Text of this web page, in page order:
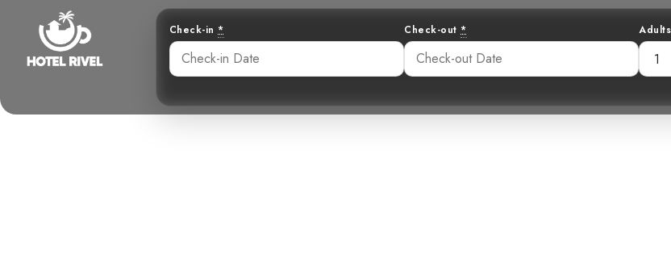
Check-in * Check-out * Adults